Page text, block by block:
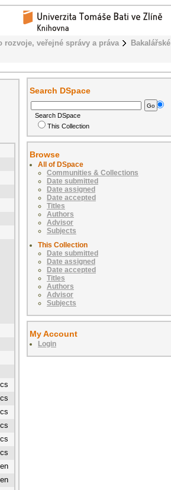
rozvoje, veřejné správy a práva
Bakalářské
cs
cs
cs
cs
cs
cs
en
en
Search DSpace
Search DSpace
This Collection
Browse
All of DSpace
Communities & Collections
Date submitted
Date assigned
Date accepted
Titles
Authors
Advisor
Subjects
This Collection
Date submitted
Date assigned
Date accepted
Titles
Authors
Advisor
Subjects
My Account
Login